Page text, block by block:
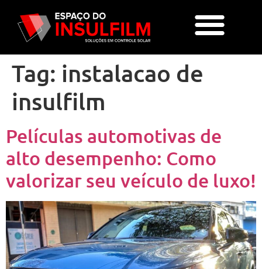
Tag: instalacao de
insulfilm
Películas automotivas de
alto desempenho: Como
valorizar seu veículo de luxo!